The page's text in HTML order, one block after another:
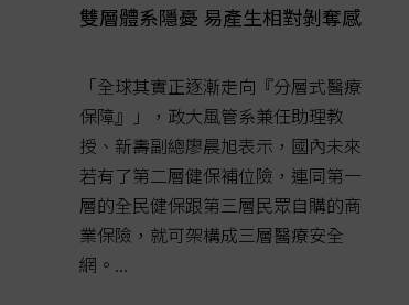
雙層體系隱憂 易產生相對剝奪感
「全球其實正逐漸走向『分層式醫療
保障』」，政大風管系兼任助理教
授、新壽副總廖晨旭表示，國內未來
若有了第二層健保補位險，連同第一
層的全民健保跟第三層民眾自購的商
業保險，就可架構成三層醫療安全
網。...